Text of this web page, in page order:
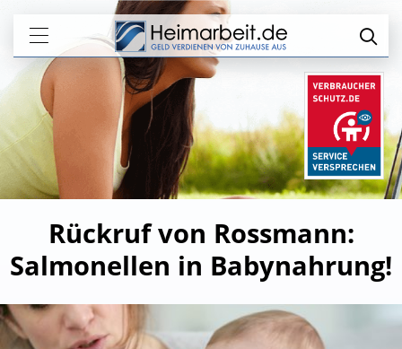
Rückruf von Rossmann:
Salmonellen in Babynahrung!